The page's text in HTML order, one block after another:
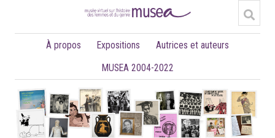
À propos Expositions
Autrices et auteurs
MUSEA 2004-2022